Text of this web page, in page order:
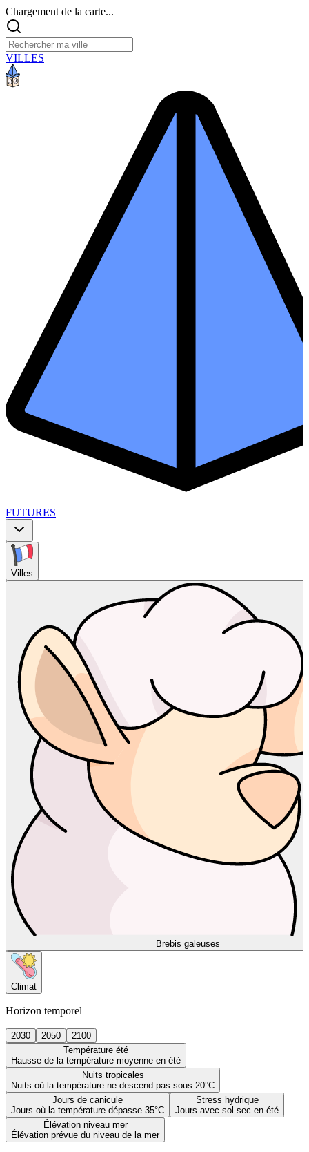
Chargement de la carte...
VILLES
FUTURES
Villes
Brebis galeuses
Climat
Horizon temporel
2030 2050
2100
Température été
Hausse de la température moyenne en été
Nuits tropicales
Nuits où la température ne descend pas sous 20°C
Jours de canicule
Jours où la température dépasse 35°C
Stress hydrique
Jours avec sol sec en été
Élévation niveau mer
Élévation prévue du niveau de la mer